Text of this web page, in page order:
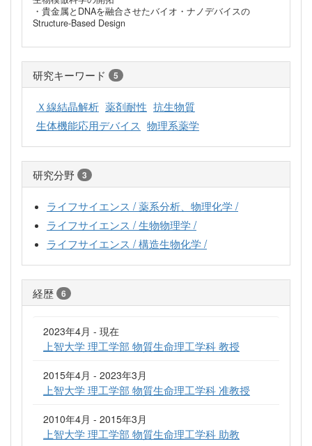
・貴金属とDNAを融合させたバイオ・ナノデバイスの
Structure-Based Design
研究キーワード 5
Ｘ線結晶解析 薬剤耐性 抗生物質
生体機能応用デバイス 物理系薬学
研究分野 3
ライフサイエンス / 薬系分析、物理化学 /
ライフサイエンス / 生物物理学 /
ライフサイエンス / 構造生物化学 /
経歴 6
2023年4月 - 現在
上智大学 理工学部 物質生命理工学科 教授
2015年4月 - 2023年3月
上智大学 理工学部 物質生命理工学科 准教授
2010年4月 - 2015年3月
上智大学 理工学部 物質生命理工学科 助教